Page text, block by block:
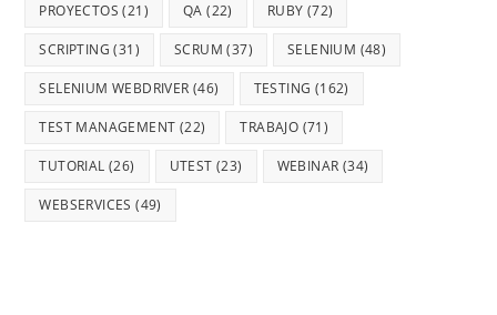
PROYECTOS (21) QA (22) RUBY (72)
SCRIPTING (31) SCRUM (37) SELENIUM (48)
SELENIUM WEBDRIVER (46) TESTING (162)
TEST MANAGEMENT (22) TRABAJO (71)
TUTORIAL (26) UTEST (23) WEBINAR (34)
WEBSERVICES (49)